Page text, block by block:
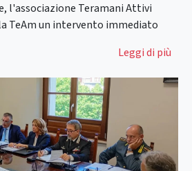
l'associazione Teramani Attivi
TeAm un intervento immediato
Leggi di più